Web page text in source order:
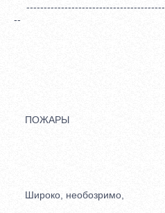
--
ПОЖАРЫ
Широко, необозримо,